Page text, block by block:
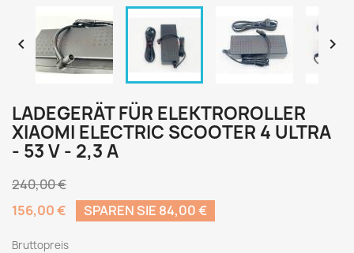
 
LADEGERÄT FÜR ELEKTROROLLER
XIAOMI ELECTRIC SCOOTER 4 ULTRA
- 53 V - 2,3 A
240,00 €
156,00 €
SPAREN SIE 84,00 €
Bruttopreis